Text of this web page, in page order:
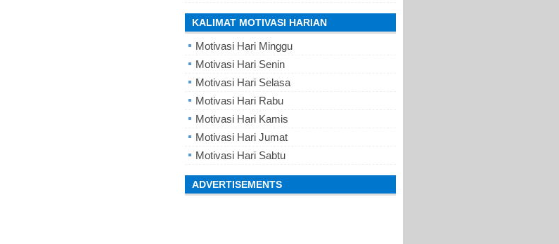
KALIMAT MOTIVASI HARIAN
Motivasi Hari Minggu
Motivasi Hari Senin
Motivasi Hari Selasa
Motivasi Hari Rabu
Motivasi Hari Kamis
Motivasi Hari Jumat
Motivasi Hari Sabtu
ADVERTISEMENTS